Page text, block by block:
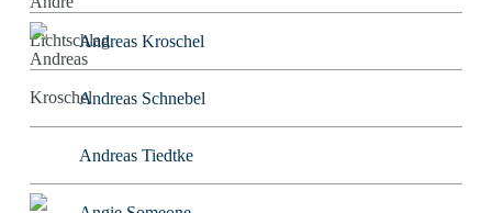
Andreas Kroschel
Andreas Schnebel
Andreas Tiedtke